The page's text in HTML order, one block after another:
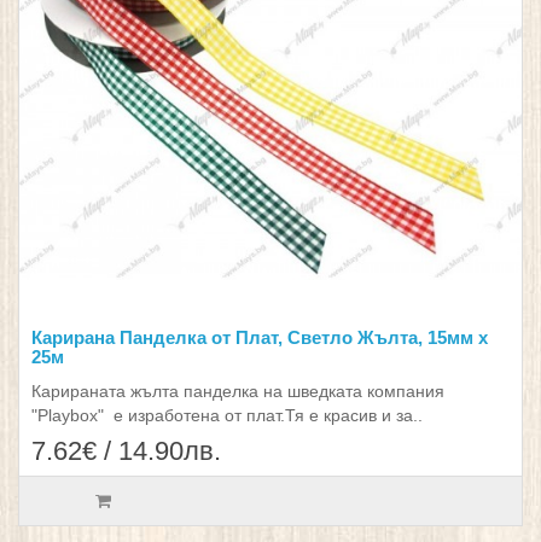
Карирана Панделка от Плат, Светло Жълта, 15мм х
25м
Карираната жълта панделка на шведката компания
"Playbox" е изработена от плат.Тя е красив и за..
7.62€ / 14.90лв.